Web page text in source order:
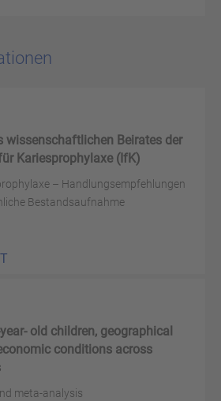
wissenschaftlichen Beirates der
Kariesprophylaxe (IfK)
– Handlungsempfehlungen
Bestandsaufnahme
old children, geographical
conditions across
meta-analysis